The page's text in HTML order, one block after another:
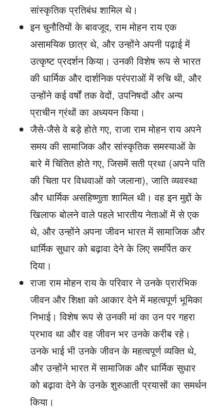
सांस्कृतिक प्रतिबंध शामिल थे।
इन चुनौतियों के बावजूद, राम मोहन राय एक
असामयिक छात्र थे, और उन्होंने अपनी पढ़ाई में
उत्कृष्ट प्रदर्शन किया। उनकी विशेष रूप से भारत
की धार्मिक और दार्शनिक परंपराओं में रुचि थी, और
उन्होंने कई वर्षों तक वेदों, उपनिषदों और अन्य
प्राचीन ग्रंथों का अध्ययन किया।
जैसे-जैसे वे बड़े होते गए, राजा राम मोहन राय अपने
समय की सामाजिक और सांस्कृतिक समस्याओं के
बारे में चिंतित होते गए, जिसमें सती प्रथा (अपने पति
की चिता पर विधवाओं को जलाना), जाति व्यवस्था
और धार्मिक असहिष्णुता शामिल थी। वह इन मुद्दों के
खिलाफ बोलने वाले पहले भारतीय नेताओं में से एक
थे, और उन्होंने अपना जीवन भारत में सामाजिक और
धार्मिक सुधार को बढ़ावा देने के लिए समर्पित कर
दिया।
राजा राम मोहन राय के परिवार ने उनके प्रारंभिक
जीवन और शिक्षा को आकार देने में महत्वपूर्ण भूमिका
निभाई। विशेष रूप से उनकी मां का उन पर गहरा
प्रभाव था और वह जीवन भर उनके करीब रहे।
उनके भाई भी उनके जीवन के महत्वपूर्ण व्यक्ति थे,
और उन्होंने भारत में सामाजिक और धार्मिक सुधार
को बढ़ावा देने के उनके शुरुआती प्रयासों का समर्थन
किया।